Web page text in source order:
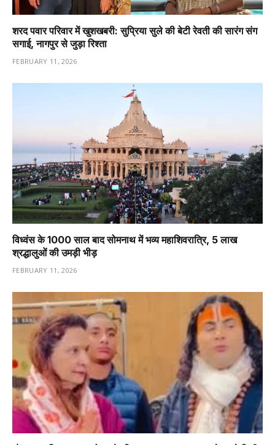
शरद पवार परिवार में खुशखबरी: सुप्रिया सुले की बेटी रेवती की सारंग संग
सगाई, नागपुर से जुड़ा रिश्ता
FEBRUARY 11, 2026
विध्वंस के 1000 साल बाद सोमनाथ में भव्य महाशिवरात्रि, 5 लाख
श्रद्धालुओं की उमड़ी भीड़
FEBRUARY 11, 2026